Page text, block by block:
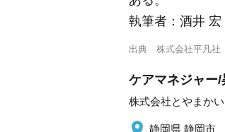
執筆者： 酒井 宏
出典 株式会社平凡社
ケアマネジャー
株式会社とやまか
静岡県 静岡市